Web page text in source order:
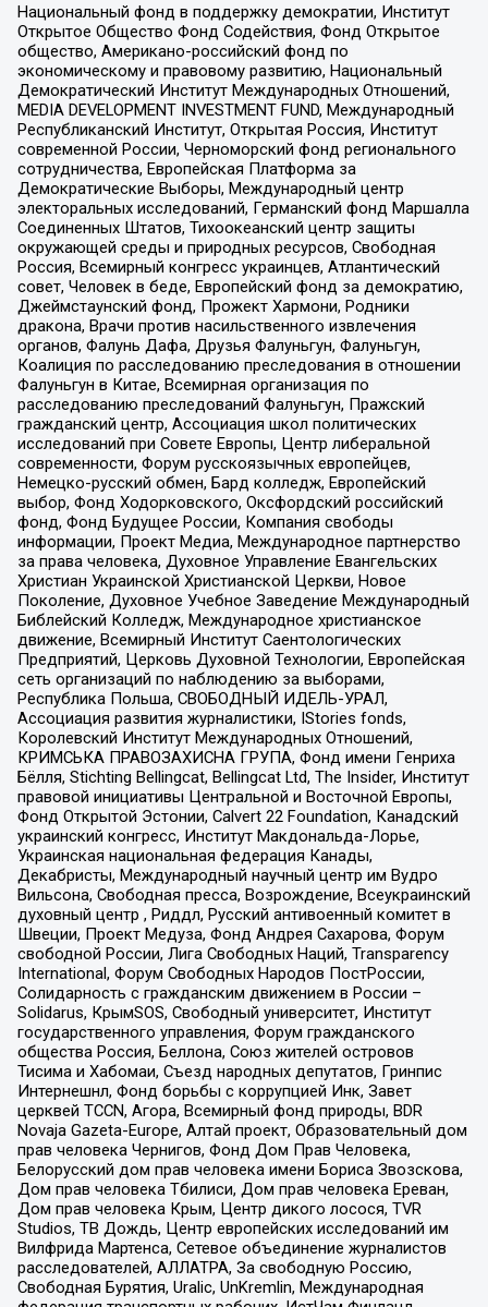
Национальный фонд в поддержку демократии, Институт
Открытое Общество Фонд Содействия, Фонд Открытое
общество, Американо-российский фонд по
экономическому и правовому развитию, Национальный
Демократический Институт Международных Отношений,
MEDIA DEVELOPMENT INVESTMENT FUND, Международный
Республиканский Институт, Открытая Россия, Институт
современной России, Черноморский фонд регионального
сотрудничества, Европейская Платформа за
Демократические Выборы, Международный центр
электоральных исследований, Германский фонд Маршалла
Соединенных Штатов, Тихоокеанский центр защиты
окружающей среды и природных ресурсов, Свободная
Россия, Всемирный конгресс украинцев, Атлантический
совет, Человек в беде, Европейский фонд за демократию,
Джеймстаунский фонд, Прожект Хармони, Родники
дракона, Врачи против насильственного извлечения
органов, Фалунь Дафа, Друзья Фалуньгун, Фалуньгун,
Коалиция по расследованию преследования в отношении
Фалуньгун в Китае, Всемирная организация по
расследованию преследований Фалуньгун, Пражский
гражданский центр, Ассоциация школ политических
исследований при Совете Европы, Центр либеральной
современности, Форум русскоязычных европейцев,
Немецко-русский обмен, Бард колледж, Европейский
выбор, Фонд Ходорковского, Оксфордский российский
фонд, Фонд Будущее России, Компания свободы
информации, Проект Медиа, Международное партнерство
за права человека, Духовное Управление Евангельских
Христиан Украинской Христианской Церкви, Новое
Поколение, Духовное Учебное Заведение Международный
Библейский Колледж, Международное христианское
движение, Всемирный Институт Саентологических
Предприятий, Церковь Духовной Технологии, Европейская
сеть организаций по наблюдению за выборами,
Республика Польша, СВОБОДНЫЙ ИДЕЛЬ-УРАЛ,
Ассоциация развития журналистики, IStories fonds,
Королевский Институт Международных Отношений,
КРИМСЬКА ПРАВОЗАХИСНА ГРУПА, Фонд имени Генриха
Бёлля, Stichting Bellingcat, Bellingcat Ltd, The Insider, Институт
правовой инициативы Центральной и Восточной Европы,
Фонд Открытой Эстонии, Calvert 22 Foundation, Канадский
украинский конгресс, Институт Макдональда-Лорье,
Украинская национальная федерация Канады,
Декабристы, Международный научный центр им Вудро
Вильсона, Свободная пресса, Возрождение, Всеукраинский
духовный центр , Риддл, Русский антивоенный комитет в
Швеции, Проект Медуза, Фонд Андрея Сахарова, Форум
свободной России, Лига Свободных Наций, Transparеncy
International, Форум Свободных Народов ПостРоссии,
Солидарность с гражданским движением в России –
Solidarus, КрымSOS, Свободный университет, Институт
государственного управления, Форум гражданского
общества Россия, Беллона, Союз жителей островов
Тисима и Хабомаи, Съезд народных депутатов, Гринпис
Интернешнл, Фонд борьбы с коррупцией Инк, Завет
церквей TCCN, Агора, Всемирный фонд природы, BDR
Novaja Gazeta-Europe, Алтай проект, Образовательный дом
прав человека Чернигов, Фонд Дом Прав Человека,
Белорусский дом прав человека имени Бориса Звозскова,
Дом прав человека Тбилиси, Дом прав человека Ереван,
Дом прав человека Крым, Центр дикого лосося, TVR
Studios, ТВ Дождь, Центр европейских исследований им
Вилфрида Мартенса, Сетевое объединение журналистов
расследователей, АЛЛАТРА, За свободную Россию,
Свободная Бурятия, Uralic, UnKremlin, Международная